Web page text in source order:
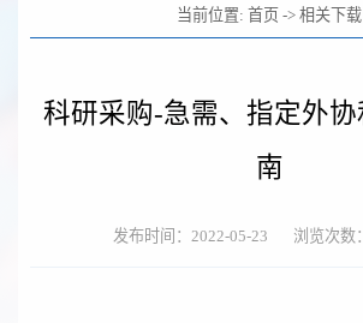
当前位置: 首页 -> 相关下载
科研采购-急需、指定外
南
发布时间：2022-05-23 浏览次数：